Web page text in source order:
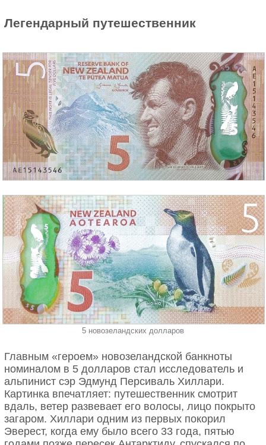
Легендарный путешественник
5 новозеландских долларов
Главным «героем» новозеландской банкноты
номиналом в 5 долларов стал исследователь и
альпинист сэр Эдмунд Персиваль Хиллари.
Картинка впечатляет: путешественник смотрит
вдаль, ветер развевает его волосы, лицо покрыто
загаром. Хиллари одним из первых покорил
Эверест, когда ему было всего 33 года, пятью